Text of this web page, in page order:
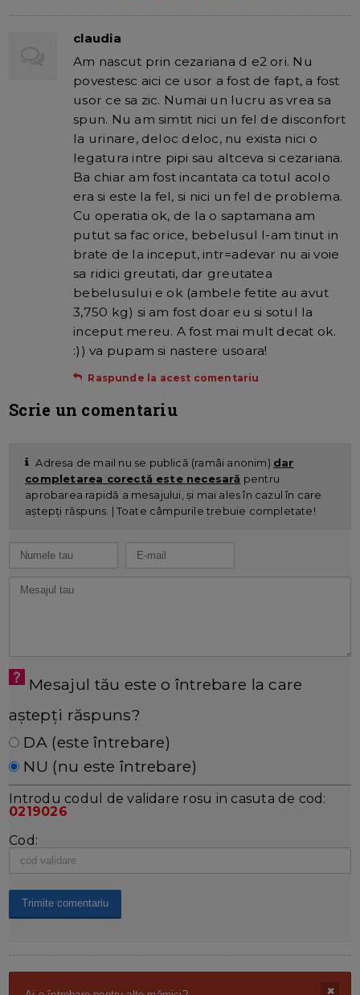
claudia
Am nascut prin cezariana d e2 ori. Nu
povestesc aici ce usor a fost de fapt, a fost
usor ce sa zic. Numai un lucru as vrea sa
spun. Nu am simtit nici un fel de disconfort
la urinare, deloc deloc, nu exista nici o
legatura intre pipi sau altceva si cezariana.
Ba chiar am fost incantata ca totul acolo
era si este la fel, si nici un fel de problema.
Cu operatia ok, de la o saptamana am
putut sa fac orice, bebelusul l-am tinut in
brate de la inceput, intr=adevar nu ai voie
sa ridici greutati, dar greutatea
bebelusului e ok (ambele fetite au avut
3,750 kg) si am fost doar eu si sotul la
inceput mereu. A fost mai mult decat ok.
:)) va pupam si nastere usoara!
Raspunde la acest comentariu
Scrie un comentariu
Adresa de mail nu se publică (ramâi anonim) dar
completarea corectă este necesară pentru
aprobarea rapidă a mesajului, și mai ales în cazul în care
aștepți răspuns. | Toate câmpurile trebuie completate!
Mesajul tău este o întrebare la care
aștepți răspuns?
DA (este întrebare)
NU (nu este întrebare)
Introdu codul de validare rosu in casuta de cod:
0219026
Cod: